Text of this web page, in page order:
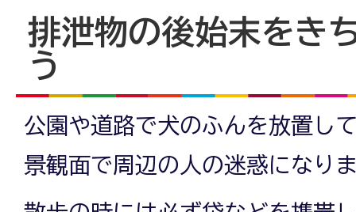
排泄物の後始末をき
う
公園や道路で犬のふんを放置し
景観面で周辺の人の迷惑になり